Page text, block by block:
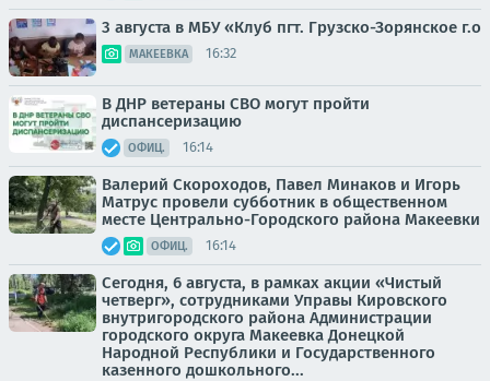
3 августа в МБУ «Клуб пгт. Грузско-Зорянское г.о
МАКЕЕВКА 16:32
В ДНР ветераны СВО могут пройти
диспансеризацию
ОФИЦ. 16:14
Валерий Скороходов, Павел Минаков и Игорь
Матрус провели субботник в общественном
месте Центрально-Городского района Макеевки
ОФИЦ. 16:14
Сегодня, 6 августа, в рамках акции «Чистый
четверг», сотрудниками Управы Кировского
внутригородского района Администрации
городского округа Макеевка Донецкой
Народной Республики и Государственного
казенного дошкольного...